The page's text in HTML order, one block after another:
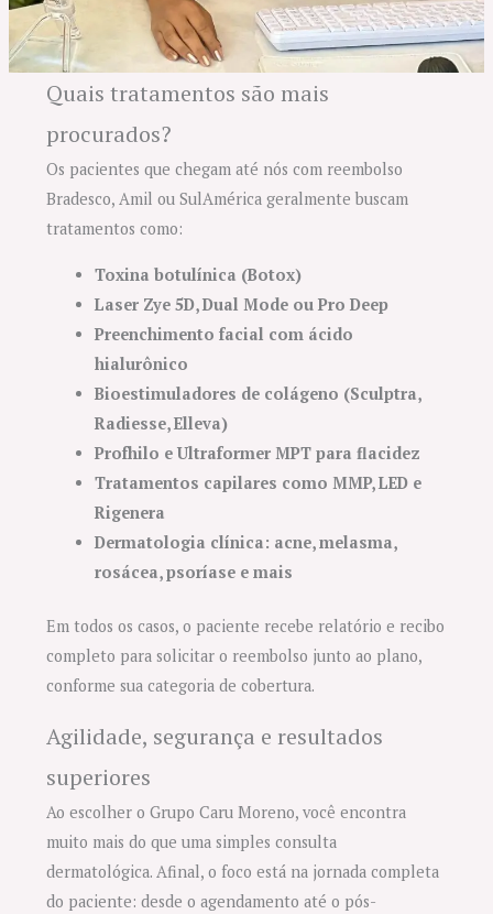
Quais tratamentos são mais
procurados?
Os pacientes que chegam até nós com reembolso
Bradesco, Amil ou SulAmérica geralmente buscam
tratamentos como:
Toxina botulínica (Botox)
Laser Zye 5D, Dual Mode ou Pro Deep
Preenchimento facial com ácido
hialurônico
Bioestimuladores de colágeno (Sculptra,
Radiesse, Elleva)
Profhilo e Ultraformer MPT para flacidez
Tratamentos capilares como MMP, LED e
Rigenera
Dermatologia clínica: acne, melasma,
rosácea, psoríase e mais
Em todos os casos, o paciente recebe relatório e recibo
completo para solicitar o reembolso junto ao plano,
conforme sua categoria de cobertura.
Agilidade, segurança e resultados
superiores
Ao escolher o Grupo Caru Moreno, você encontra
muito mais do que uma simples consulta
dermatológica. Afinal, o foco está na jornada completa
do paciente: desde o agendamento até o pós-